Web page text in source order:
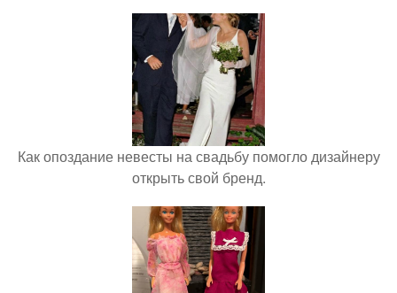
Как опоздание невесты на свадьбу помогло дизайнеру
открыть свой бренд.